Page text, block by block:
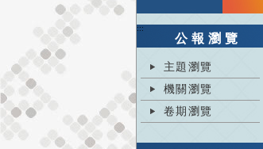
:::
公報瀏覽
主題瀏覽
機關瀏覽
卷期瀏覽